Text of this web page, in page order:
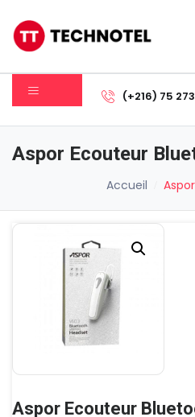
Votre panier est
Sous-total:
Voir Le Panier
(+216) 75
Aspor Ecouteur
Accueil
Aspor Ecouteur